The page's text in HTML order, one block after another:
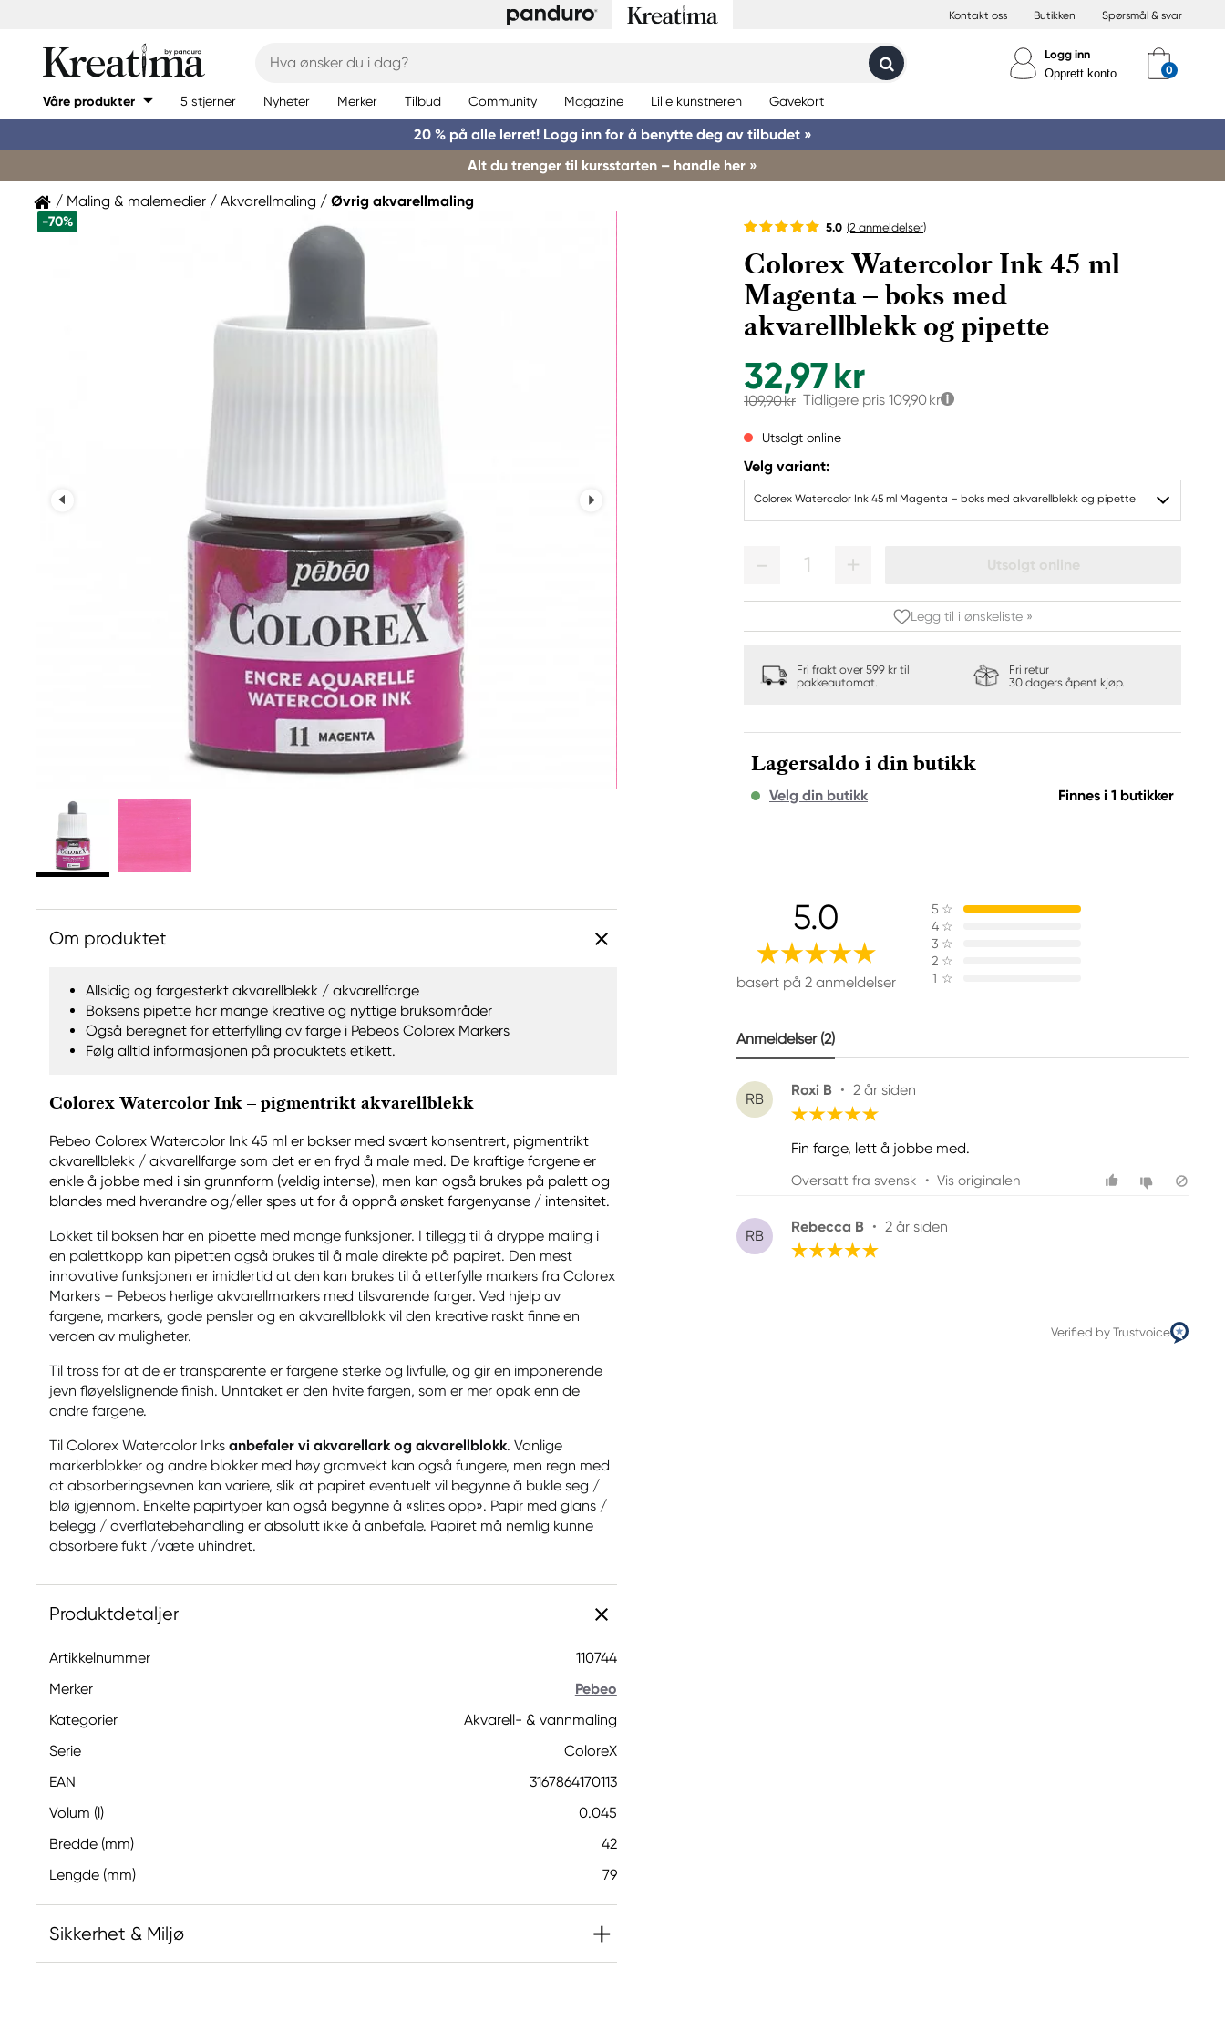
Kontakt oss Butikken Spørsmål & svar
Logg inn
Opprett konto
Våre produkter 5 stjerner Nyheter Merker Tilbud Community Magazine Lille kunstneren Gavekort
20 % på alle lerret! Logg inn for å benytte deg av tilbudet »
Alt du trenger til kursstarten – handle her »
Maling & malemedier Akvarellmaling Øvrig akvarellmaling
-70% 5.0 (2 anmeldelser)
Colorex Watercolor Ink 45 ml
Magenta – boks med
akvarellblekk og pipette
32,97 kr
109,90 kr Tidligere pris 109,90 kr
Utsolgt online
Velg variant:
Colorex Watercolor Ink 45 ml Magenta – boks med akvarellblekk og pipette
1 Utsolgt online
Legg til i ønskeliste »
Fri frakt over 599 kr til
pakkeautomat.
Fri retur
30 dagers åpent kjøp.
Lagersaldo i din butikk
Velg din butikk Finnes i 1 butikker
Om produktet
Allsidig og fargesterkt akvarellblekk / akvarellfarge
Boksens pipette har mange kreative og nyttige bruksområder
Også beregnet for etterfylling av farge i Pebeos Colorex Markers
Følg alltid informasjonen på produktets etikett.
Colorex Watercolor Ink – pigmentrikt akvarellblekk
Pebeo Colorex Watercolor Ink 45 ml er bokser med svært konsentrert, pigmentrikt
akvarellblekk / akvarellfarge som det er en fryd å male med. De kraftige fargene er
enkle å jobbe med i sin grunnform (veldig intense), men kan også brukes på palett og
blandes med hverandre og/eller spes ut for å oppnå ønsket fargenyanse / intensitet.
Lokket til boksen har en pipette med mange funksjoner. I tillegg til å dryppe maling i
en palettkopp kan pipetten også brukes til å male direkte på papiret. Den mest
innovative funksjonen er imidlertid at den kan brukes til å etterfylle markers fra Colorex
Markers – Pebeos herlige akvarellmarkers med tilsvarende farger. Ved hjelp av
fargene, markers, gode pensler og en akvarellblokk vil den kreative raskt finne en
verden av muligheter.
Til tross for at de er transparente er fargene sterke og livfulle, og gir en imponerende
jevn fløyelslignende finish. Unntaket er den hvite fargen, som er mer opak enn de
andre fargene.
Til Colorex Watercolor Inks anbefaler vi akvarellark og akvarellblokk. Vanlige
markerblokker og andre blokker med høy gramvekt kan også fungere, men regn med
at absorberingsevnen kan variere, slik at papiret eventuelt vil begynne å bukle seg /
blø igjennom. Enkelte papirtyper kan også begynne å «slites opp». Papir med glans /
belegg / overflatebehandling er absolutt ikke å anbefale. Papiret må nemlig kunne
absorbere fukt /væte uhindret.
Produktdetaljer
Artikkelnummer
110744
Merker
Pebeo
Kategorier
Akvarell- & vannmaling
Serie
ColoreX
EAN
3167864170113
Volum (l)
0.045
Bredde (mm)
42
Lengde (mm)
79
Sikkerhet & Miljø
5.0
basert på 2 anmeldelser
5 ☆
4 ☆
3 ☆
2 ☆
1 ☆
Anmeldelser (2)
RB
Roxi B • 2 år siden
Fin farge, lett å jobbe med.
Oversatt fra svensk • Vis originalen
RB
Rebecca B • 2 år siden
Verified by Trustvoice